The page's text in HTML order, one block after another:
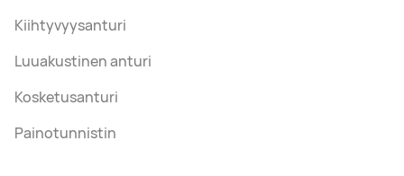
Kiihtyvyysanturi
Luuakustinen anturi
Kosketusanturi
Painotunnistin